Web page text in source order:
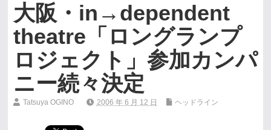
大阪・in→dependent
theatre「ロングランプ
ロジェクト」参加カンパ
ニー続々決定
Tatsuya OGINO 2006 年 6 月 12 日 ヘッドライン